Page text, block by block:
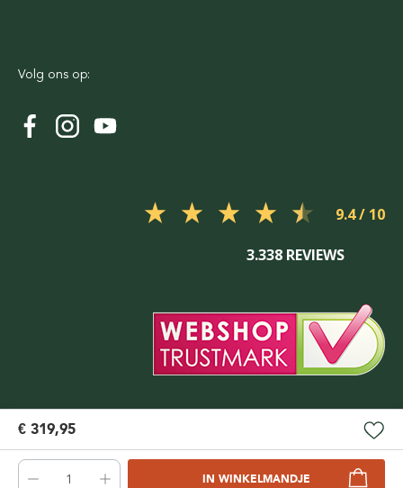
€ 319,95
IN WINKELMANDJE
Volg ons op:
9.4
3.338 REVIEWS